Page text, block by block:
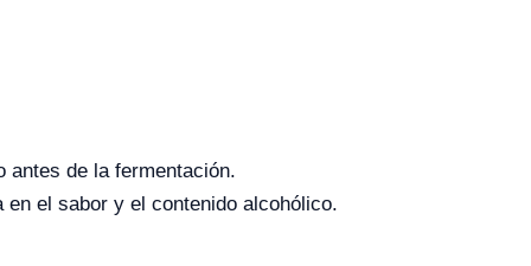
antes de la fermentación.
el sabor y el contenido alcohólico.